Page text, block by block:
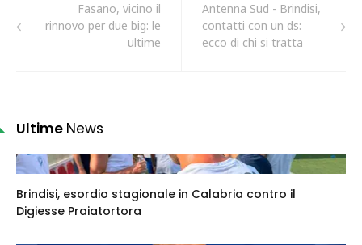
Fasano, vicino il
rinnovo per due big: le
ultime
Antenna Sud - Brindisi,
contatti con un ds:
ecco di chi si tratta
Ultime News
Brindisi, esordio stagionale in Calabria contro il
Digiesse Praiatortora